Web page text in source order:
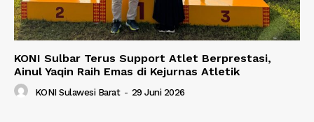
KONI Sulbar Terus Support Atlet Berprestasi,
Ainul Yaqin Raih Emas di Kejurnas Atletik
KONI Sulawesi Barat - 29 Juni 2026